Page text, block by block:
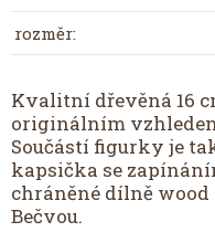
Kvalitní dřevěná 16
originálním
Součástí figurky je
kapsička se
chráněné dílně wood
Bečvou.
rozměr: